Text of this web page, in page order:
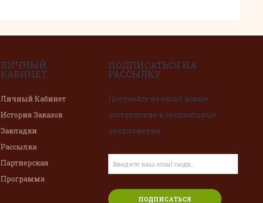
ЛИЧНЫЙ
КАБИНЕТ
Личный Кабинет
История Заказов
Закладки
Рассылка
Партнерская
Программа
ПОДПИСАТЬСЯ НА
РАССЫЛКУ
Получайте на email новые
поступления и специальные
предложения.
ПОДПИСАТЬСЯ